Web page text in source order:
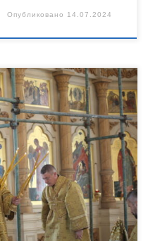
Опубликовано 14.07.2024
епископ Уваровский
Божественную литургию
соборе города
клирик храма
города Москвы
собора: иеромонах
Кончаков, священник
Растрёпин и диакон